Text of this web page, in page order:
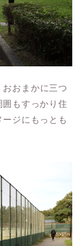
おおまかに三つ
もすっかり住
ジにもっとも